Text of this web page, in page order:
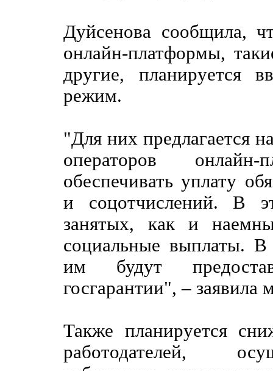
Дуйсенова сообщила,
онлайн-платформы,
другие, планируется
режим.
"Для них предлагается
операторов
обеспечивать уплату
и соцотчислений. В
занятых, как и
социальные выплаты. В
им будут
госгарантии", – заявила
Также планируется
работодателей,